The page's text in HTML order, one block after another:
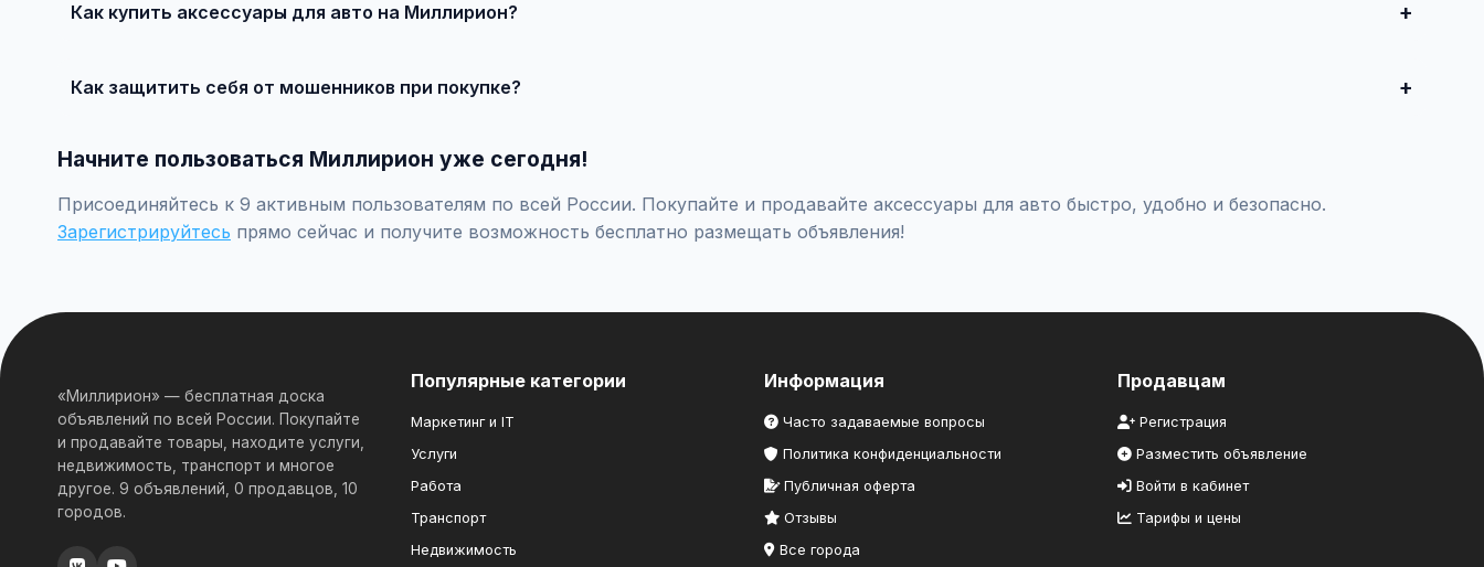
Как купить аксессуары для авто на Миллирион?
Как защитить себя от мошенников при покупке?
Начните пользоваться Миллирион уже сегодня!
Присоединяйтесь к 9 активным пользователям по всей России. Покупайте и продавайте аксессуары для авто быстро, удобно и безопасно.
Зарегистрируйтесь прямо сейчас и получите возможность бесплатно размещать объявления!
«Миллирион» — бесплатная доска
объявлений по всей России. Покупайте
и продавайте товары, находите услуги,
недвижимость, транспорт и многое
другое. 9 объявлений, 0 продавцов, 10
городов.
Популярные категории
Маркетинг и IT
Услуги
Работа
Транспорт
Недвижимость
Информация
Часто задаваемые вопросы
Политика конфиденциальности
Публичная оферта
Отзывы
Все города
Продавцам
Регистрация
Разместить объявление
Войти в кабинет
Тарифы и цены